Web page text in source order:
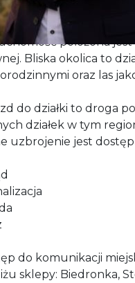
położona
Bliska okolica to
oraz las
do działki to droga
działek w tym
uzbrojenie jest
do komunikacji
sklepy: Biedronka,